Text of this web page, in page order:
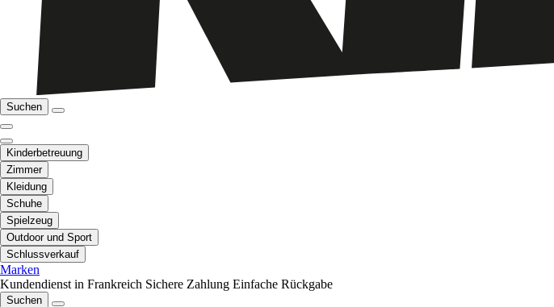
Suchen
Kinderbetreuung
Zimmer
Kleidung
Schuhe
Spielzeug
Outdoor und Sport
Schlussverkauf
Marken
Kundendienst in Frankreich Sichere Zahlung Einfache Rückgabe
Suchen